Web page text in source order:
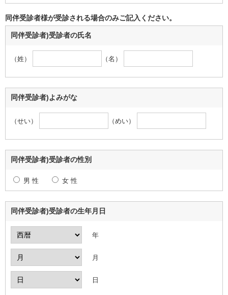
同伴受診者様が受診される場合のみご記入ください。
同伴受診者)受診者の氏名
（姓） （名）
同伴受診者)よみがな
（せい） （めい）
同伴受診者)受診者の性別
男 性 女 性
同伴受診者)受診者の生年月日
年
月
日